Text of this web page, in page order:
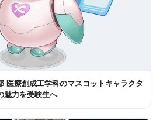
医療創成工学科のマスコットキャラクタ
魅力を受験生へ